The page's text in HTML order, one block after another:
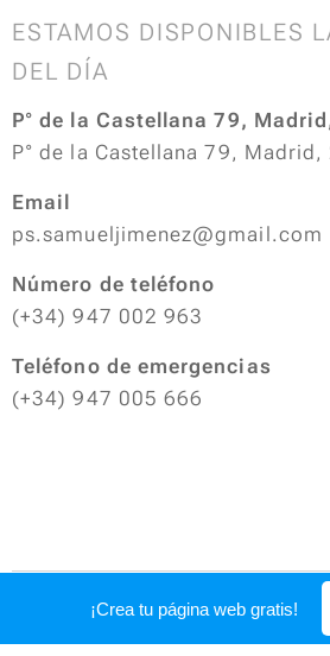
ESTAMOS DISPONIBLES
DEL DÍA
P° de la Castellana 79,
P° de la Castellana 79, Madrid,
Email
ps.samueljimenez@gmail.com
Número de teléfono
(+34) 947 002 963
Teléfono de emergencias
(+34) 947 005 666
Creado con
¡Crea tu página web gratis!